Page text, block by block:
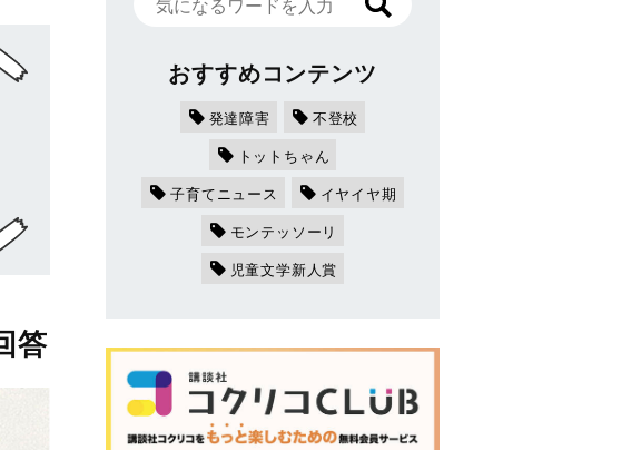
答
おすすめコンテンツ
発達障害
不登校
トットちゃん
子育てニュース
イヤイヤ期
モンテッソーリ
児童文学新人賞